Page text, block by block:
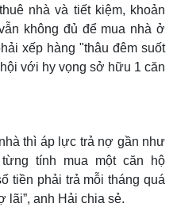
nhà và tiết kiệm, khoản
không đủ để mua nhà ở
xếp hàng "thâu đêm suốt
với hy vọng sở hữu 1 căn
thì áp lực trả nợ gần như
tính mua một căn hộ
tiền phải trả mỗi tháng quá
lãi”, anh Hải chia sẻ.